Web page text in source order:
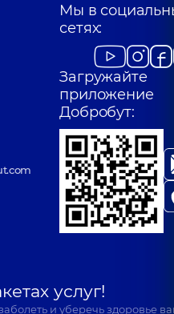
Мы в
сетях:
Загружайте
приложение
Добробут:
услуг!
и уберечь здоровье